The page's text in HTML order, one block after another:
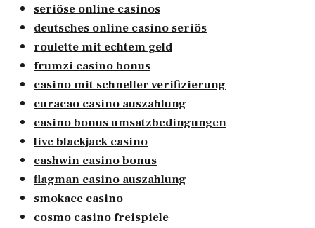
seriöse online casinos
deutsches online casino seriös
roulette mit echtem geld
frumzi casino bonus
casino mit schneller verifizierung
curacao casino auszahlung
casino bonus umsatzbedingungen
live blackjack casino
cashwin casino bonus
flagman casino auszahlung
smokace casino
cosmo casino freispiele